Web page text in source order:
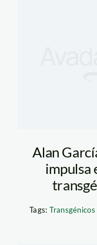
Alan
impulsa
Tags: Transgénicos